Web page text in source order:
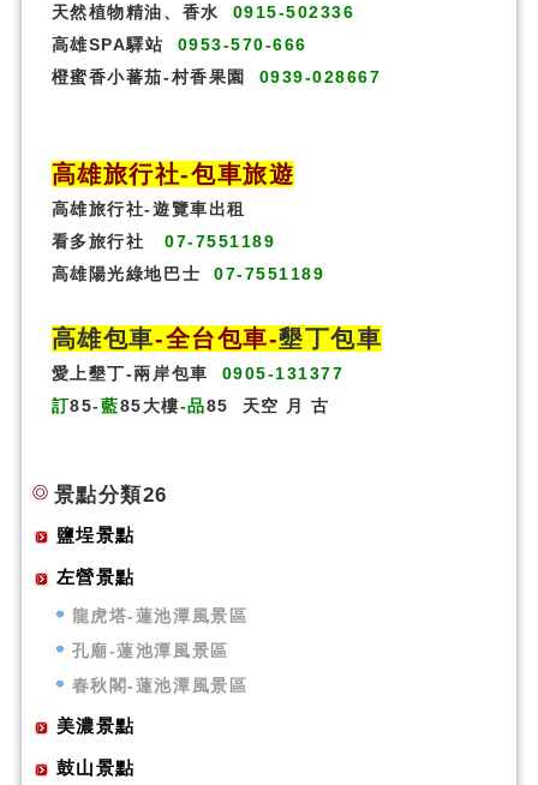
天然植物精油、香水
0915-502336
高雄SPA驛站
0953-570-666
橙蜜香小蕃茄-村香果園
0939-028667
高雄旅行社-包車旅遊
高雄旅行社-遊覽車出租
看多旅行社
07-7551189
高雄陽光綠地巴士
07-7551189
高雄包車-全台包車-墾丁包車
愛上墾丁-兩岸包車
0905-131377
訂85-藍85大樓-品85 天空 月 古
景點分類26
鹽埕景點
左營景點
龍虎塔-蓮池潭風景區
孔廟-蓮池潭風景區
春秋閣-蓮池潭風景區
美濃景點
鼓山景點